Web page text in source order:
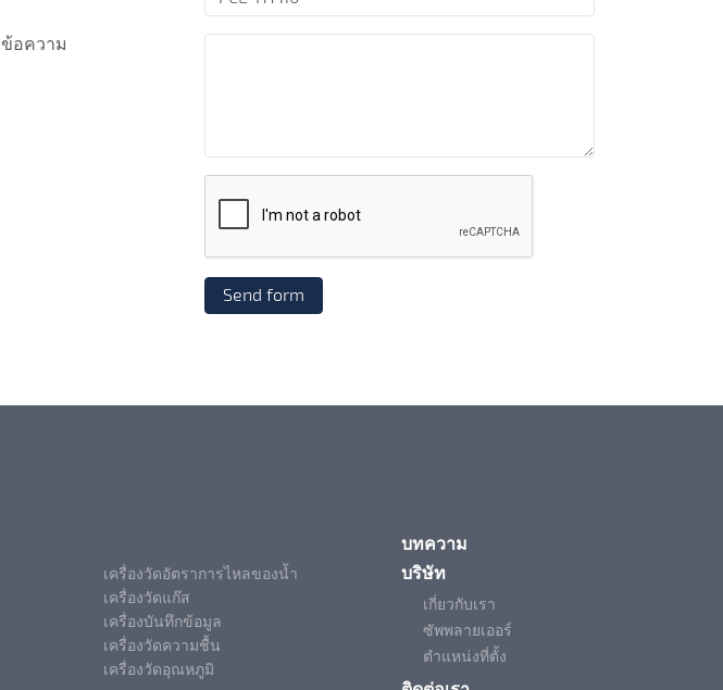
ข้อความ
เครื่องวัดอัตราการไหลของน้ำ
เครื่องวัดแก๊ส
เครื่องบันทึกข้อมูล
เครื่องวัดความชื้น
เครื่องวัดอุณหภูมิ
บทความ
บริษัท
เกี่ยวกับเรา
ซัพพลายเออร์
ตำแหน่งที่ตั้ง